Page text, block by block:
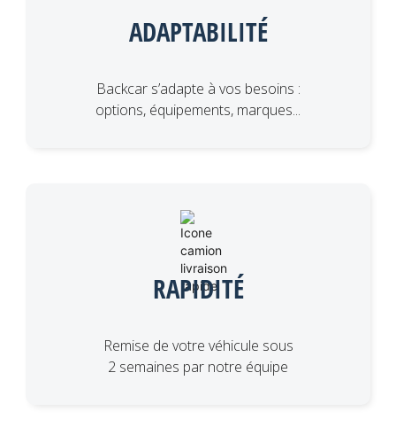
ADAPTABILITÉ
Backcar s’adapte à vos besoins :
options, équipements, marques...
RAPIDITÉ
Remise de votre véhicule sous
2 semaines par notre équipe